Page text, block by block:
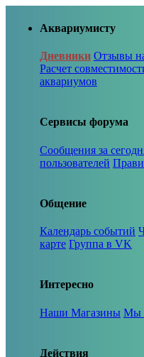
Аквариумисту
Дневники Отзывы
Расчет
аквариумов
Сервисы форума
Сообщения за
пользователей
Общение
Календарь событий
карте Группа в VK
Интересно
Наши Магазины Мы
Действия